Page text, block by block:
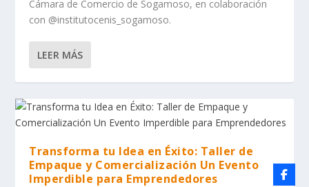
Cámara de Comercio de Sogamoso, en colaboración
con @institutocenis_sogamoso.
LEER MÁS
Transforma tu Idea en Éxito: Taller de
Empaque y Comercialización Un Evento
Imperdible para Emprendedores